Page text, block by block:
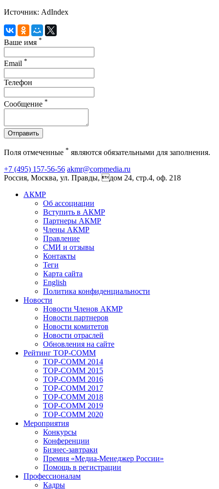
Источник: AdIndex
Ваше имя *
Email *
Телефон
Сообщение *
Отправить
Поля отмеченные * являются обязательными для заполнения.
+7 (495) 157-56-56 akmr@corpmedia.ru
Россия, Москва, ул. Правды, дом 24, стр.4, оф. 218
АКМР
Об ассоциации
Вступить в АКМР
Партнеры АКМР
Члены АКМР
Правление
СМИ и отзывы
Контакты
Теги
Карта сайта
English
Политика конфиденциальности
Новости
Новости Членов АКМР
Новости партнеров
Новости комитетов
Новости отраслей
Обновления на сайте
Рейтинг TOP-COMM
TOP-COMM 2014
TOP-COMM 2015
TOP-COMM 2016
TOP-COMM 2017
TOP-COMM 2018
TOP-COMM 2019
TOP-COMM 2020
Мероприятия
Конкурсы
Конференции
Бизнес-завтраки
Премия «Медиа-Менеджер России»
Помощь в регистрации
Профессионалам
Кадры